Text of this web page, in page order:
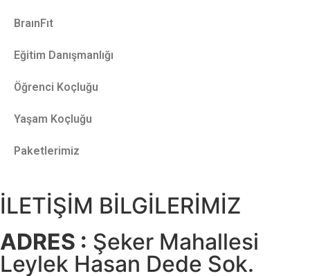
BraınFıt
Eğitim Danışmanlığı
Öğrenci Koçluğu
Yaşam Koçluğu
Paketlerimiz
İLETİŞİM BİLGİLERİMİZ
ADRES : Şeker Mahallesi
Leylek Hasan Dede Sok.